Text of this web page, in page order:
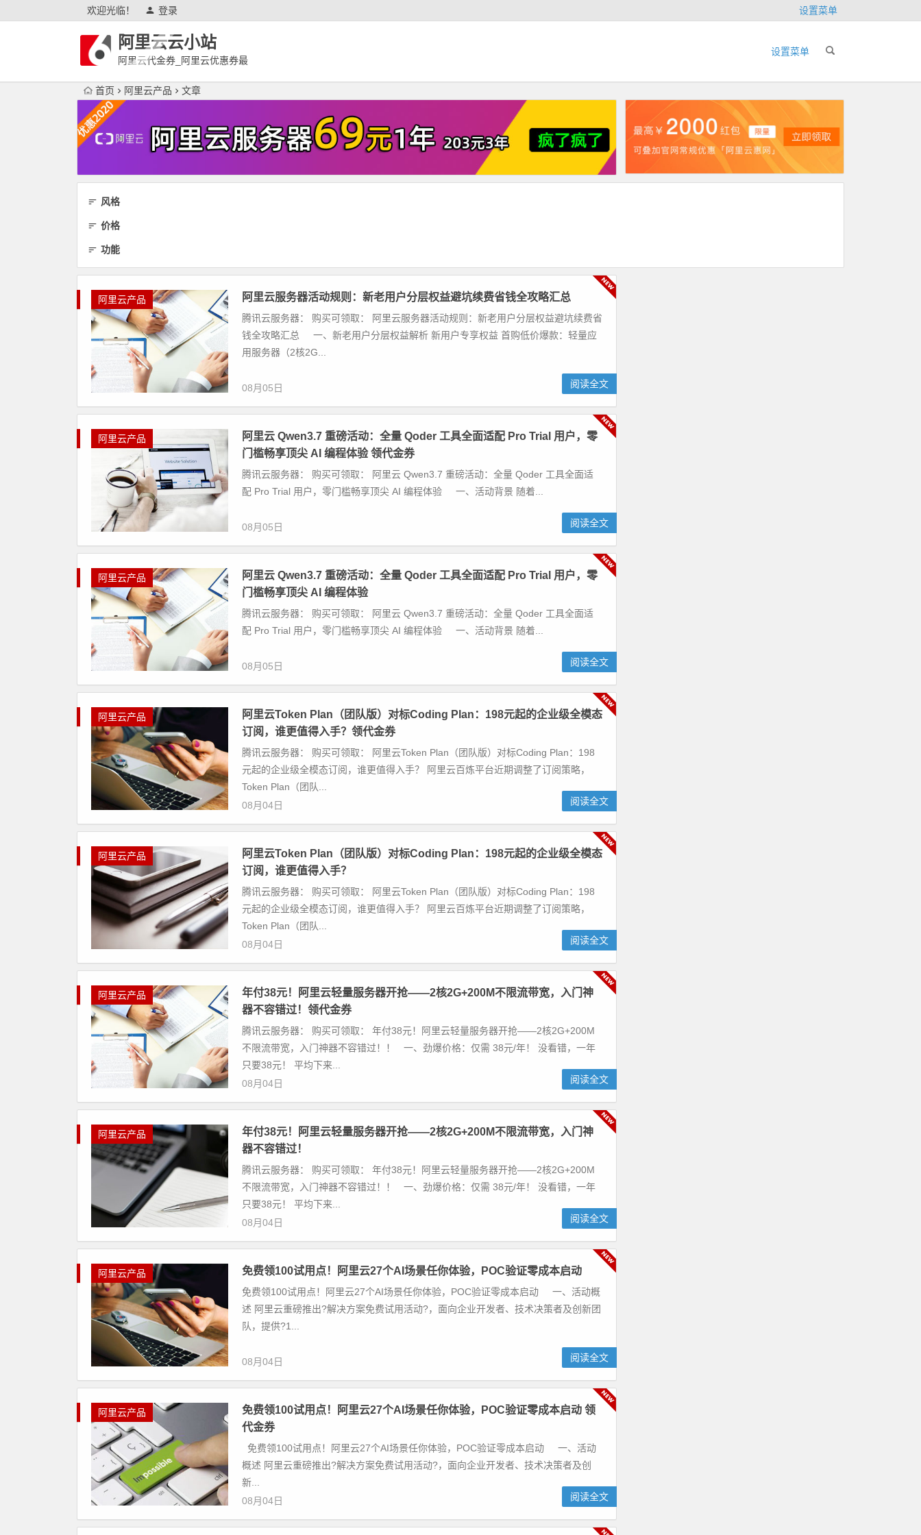
欢迎光临！ 登录 设置菜单
阿里云云小站
阿里云代金券_阿里云优惠券最
设置菜单
首页 阿里云产品 文章
风格
价格
功能
阿里云产品 阿里云服务器活动规则：新老用户分层权益避坑续费省钱全攻略汇总
腾讯云服务器： 购买可领取： 阿里云服务器活动规则：新老用户分层权益避坑续费省
钱全攻略汇总 一、新老用户分层权益解析 新用户专享权益 首购低价爆款：轻量应
用服务器（2核2G...
08月05日 阅读全文
阿里云产品
阿里云 Qwen3.7 重磅活动：全量 Qoder 工具全面适配 Pro Trial 用户，零
门槛畅享顶尖 AI 编程体验 领代金券
腾讯云服务器： 购买可领取： 阿里云 Qwen3.7 重磅活动：全量 Qoder 工具全面适
配 Pro Trial 用户，零门槛畅享顶尖 AI 编程体验 一、活动背景 随着...
08月05日 阅读全文
阿里云产品
阿里云 Qwen3.7 重磅活动：全量 Qoder 工具全面适配 Pro Trial 用户，零
门槛畅享顶尖 AI 编程体验
腾讯云服务器： 购买可领取： 阿里云 Qwen3.7 重磅活动：全量 Qoder 工具全面适
配 Pro Trial 用户，零门槛畅享顶尖 AI 编程体验 一、活动背景 随着...
08月05日 阅读全文
阿里云产品
阿里云Token Plan（团队版）对标Coding Plan：198元起的企业级全模态
订阅，谁更值得入手？领代金券
腾讯云服务器： 购买可领取： 阿里云Token Plan（团队版）对标Coding Plan：198
元起的企业级全模态订阅，谁更值得入手？ 阿里云百炼平台近期调整了订阅策略，
Token Plan（团队...
08月04日
阅读全文
阿里云产品
阿里云Token Plan（团队版）对标Coding Plan：198元起的企业级全模态
订阅，谁更值得入手？
腾讯云服务器： 购买可领取： 阿里云Token Plan（团队版）对标Coding Plan：198
元起的企业级全模态订阅，谁更值得入手？ 阿里云百炼平台近期调整了订阅策略，
Token Plan（团队...
08月04日
阅读全文
阿里云产品
年付38元！阿里云轻量服务器开抢——2核2G+200M不限流带宽，入门神
器不容错过！领代金券
腾讯云服务器： 购买可领取： 年付38元！阿里云轻量服务器开抢——2核2G+200M
不限流带宽，入门神器不容错过！！ 一、劲爆价格：仅需 38元/年！ 没看错，一年
只要38元！ 平均下来...
08月04日
阅读全文
阿里云产品
年付38元！阿里云轻量服务器开抢——2核2G+200M不限流带宽，入门神
器不容错过！
腾讯云服务器： 购买可领取： 年付38元！阿里云轻量服务器开抢——2核2G+200M
不限流带宽，入门神器不容错过！！ 一、劲爆价格：仅需 38元/年！ 没看错，一年
只要38元！ 平均下来...
08月04日
阅读全文
阿里云产品 免费领100试用点！阿里云27个AI场景任你体验，POC验证零成本启动
免费领100试用点！阿里云27个AI场景任你体验，POC验证零成本启动 一、活动概
述 阿里云重磅推出?解决方案免费试用活动?，面向企业开发者、技术决策者及创新团
队，提供?1...
08月04日 阅读全文
阿里云产品
免费领100试用点！阿里云27个AI场景任你体验，POC验证零成本启动 领
代金券
免费领100试用点！阿里云27个AI场景任你体验，POC验证零成本启动 一、活动
概述 阿里云重磅推出?解决方案免费试用活动?，面向企业开发者、技术决策者及创
新...
08月04日
阅读全文